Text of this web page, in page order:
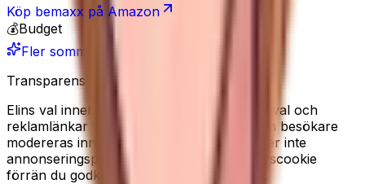
Köp bemaxx på Amazon
💰Budget
Fler sommarfavoriter
Transparens
Elins val innehåller redaktionella produkturval och
reklamlänkar till Amazon. Recensioner från besökare
modereras innan de publiceras. Vi använder inte
annonseringspixlar, och sätter ingen analyscookie
förrän du godkänner det i cookiebannern.